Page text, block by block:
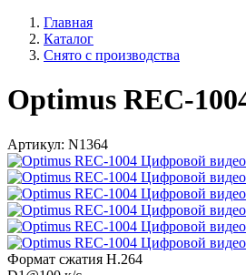
Главная
Каталог
Снято с производства
Optimus REC-
Артикул: N1364
Формат сжатия H.264